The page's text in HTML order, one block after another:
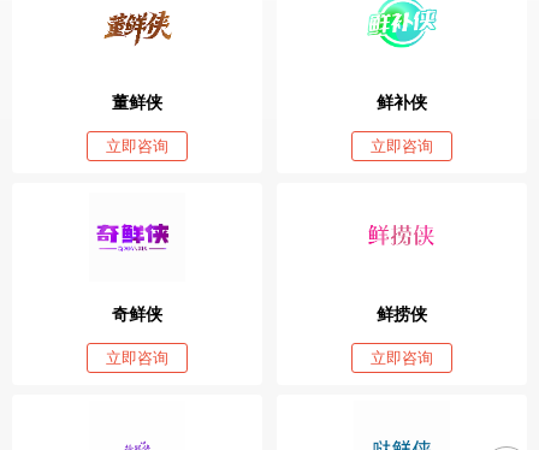
董鲜侠
立即咨询
鲜补侠
立即咨询
奇鲜侠
立即咨询
鲜捞侠
立即咨询